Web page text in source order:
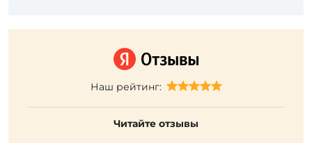
Наш рейтинг:
Читайте отзывы